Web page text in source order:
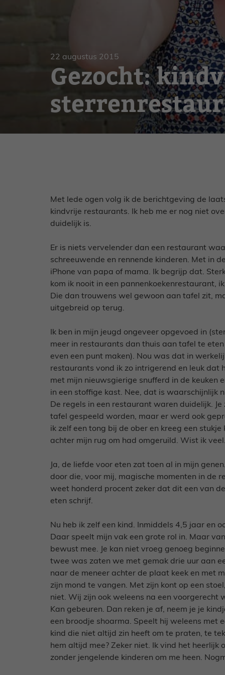
22 augustus 2015
Gezocht:
Met lede ogen volg ik de berichtgeving de
kindvrije restaurants. Ik heb me er nog niet
duidelijk is.
Er is niets vervelender dan een restaurant
schreeuwende en rennende kinderen. Met in
iPhone van papa of mama. Ik begrijp dat.
kom ik nooit in een pannenkoekenrestaurant,
Die dan trouwens wel gewoon aan tafel zit,
uitgebreid op terug.
Ik ben in mijn jeugd ongeveer opgevoed in
meer in restaurants dan thuis aan tafel te
even een punt maken). Nou was dat in
restaurants vond ik zo intrigerend en leuk dat
met mijn nieuwsgierige snufferd in de keuken
in een stoffige kast. Nee, dat is waarschijnlijk
De regels in een restaurant waren duidelijk.
tafel gespeeld worden, maar er werd ook
ik zelf een tong bij de ober en kreeg een
achter mijn rug om had omgeruild. Wist ik
Ja, de liefde voor eten zat toen al in mijn
door die, voor mij, magische momenten in de
weet honderd procent zeker dat dit een van
eten schrijf.
Nu heb ik zelf een kind. Inmiddels 4,5 jaar en
Daar speelt mijn vak een grote rol in. Maar
bewust mee. Je kan niet vroeg genoeg
twee was zaten we met gemak drie uur aan
naar de meneer achter de plaat keek en met
zijn mond te vangen. Met zijn kont op een
niet. Wij zijn ook weleens na een
Kan gebeuren. Dan reken je af, neem je je
een broodje shoarma. Speelt hij weleens met
kind die niet altijd zin heeft om te praten, te
hem altijd mee? Zeker niet. Ik vind het
zonder jengelende kinderen om me heen.